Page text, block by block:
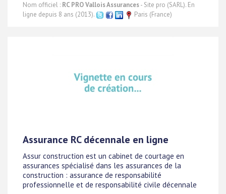
Nom officiel : RC PRO Vallois Assurances- Site pro (SARL). En
ligne depuis 8 ans (2013).
Paris (France)
Assurance RC décennale en ligne
Assur construction est un cabinet de courtage en
assurances spécialisé dans les assurances de la
construction : assurance de responsabilité
professionnelle et de responsabilité civile décennale